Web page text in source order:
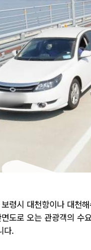
령시 대천항이나 대천
도로 오는 관광객의 수
다.